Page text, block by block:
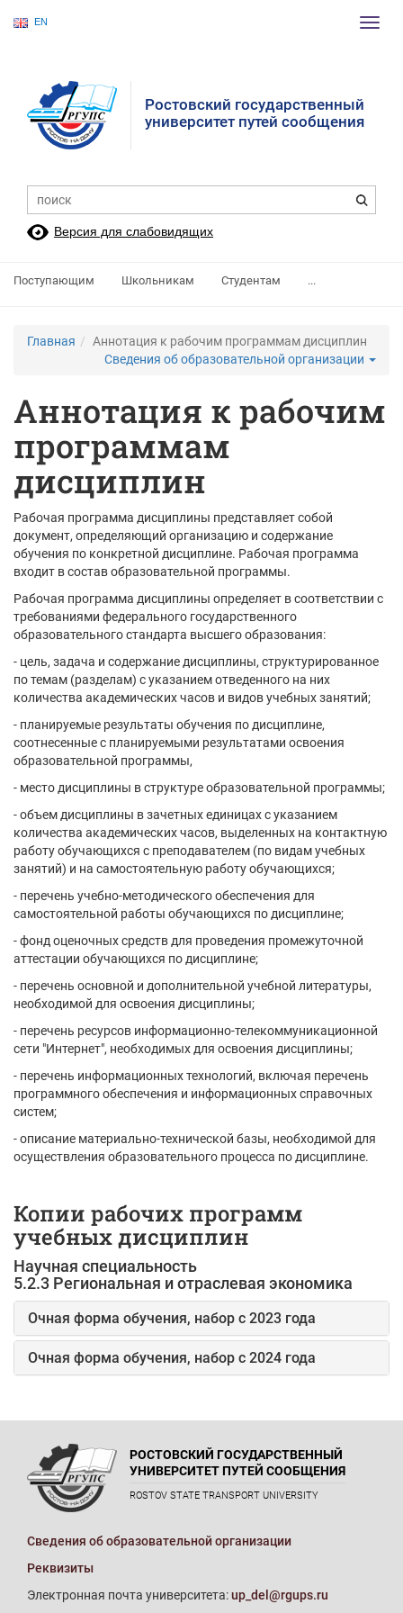
EN
Ростовский государственный
университет путей сообщения
Версия для слабовидящих
Поступающим Школьникам Студентам ...
Главная
Аннотация к рабочим программам дисциплин
Сведения об образовательной организации
Аннотация к рабочим
программам
дисциплин
Рабочая программа дисциплины представляет собой
документ, определяющий организацию и содержание
обучения по конкретной дисциплине. Рабочая программа
входит в состав образовательной программы.
Рабочая программа дисциплины определяет в соответствии с
требованиями федерального государственного
образовательного стандарта высшего образования:
- цель, задача и содержание дисциплины, структурированное
по темам (разделам) с указанием отведенного на них
количества академических часов и видов учебных занятий;
- планируемые результаты обучения по дисциплине,
соотнесенные с планируемыми результатами освоения
образовательной программы,
- место дисциплины в структуре образовательной программы;
- объем дисциплины в зачетных единицах с указанием
количества академических часов, выделенных на контактную
работу обучающихся с преподавателем (по видам учебных
занятий) и на самостоятельную работу обучающихся;
- перечень учебно-методического обеспечения для
самостоятельной работы обучающихся по дисциплине;
- фонд оценочных средств для проведения промежуточной
аттестации обучающихся по дисциплине;
- перечень основной и дополнительной учебной литературы,
необходимой для освоения дисциплины;
- перечень ресурсов информационно-телекоммуникационной
сети "Интернет", необходимых для освоения дисциплины;
- перечень информационных технологий, включая перечень
программного обеспечения и информационных справочных
систем;
- описание материально-технической базы, необходимой для
осуществления образовательного процесса по дисциплине.
Копии рабочих программ
учебных дисциплин
Научная специальность
5.2.3 Региональная и отраслевая экономика
Очная форма обучения, набор с 2023 года
Очная форма обучения, набор с 2024 года
РОСТОВСКИЙ ГОСУДАРСТВЕННЫЙ
УНИВЕРСИТЕТ ПУТЕЙ СООБЩЕНИЯ
ROSTOV STATE TRANSPORT UNIVERSITY
Сведения об образовательной организации
Реквизиты
Электронная почта университета:up_del@rgups.ru